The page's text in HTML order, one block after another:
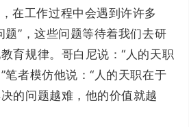
在工作过程中会遇到许许多
题”，这些问题等待着我们去研
育规律。哥白尼说：“人的天职
笔者模仿他说：“人的天职在于
的问题越难，他的价值就越